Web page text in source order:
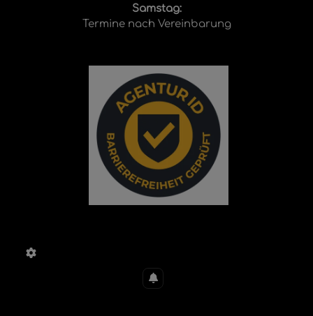
Samstag:
Termine nach Vereinbarung